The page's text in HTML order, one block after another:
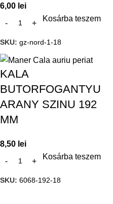
6,00 lei
Kosárba teszem
SKU: gz-nord-1-18
KALA
BUTORFOGANTYU
ARANY SZINU 192
MM
8,50 lei
Kosárba teszem
SKU: 6068-192-18